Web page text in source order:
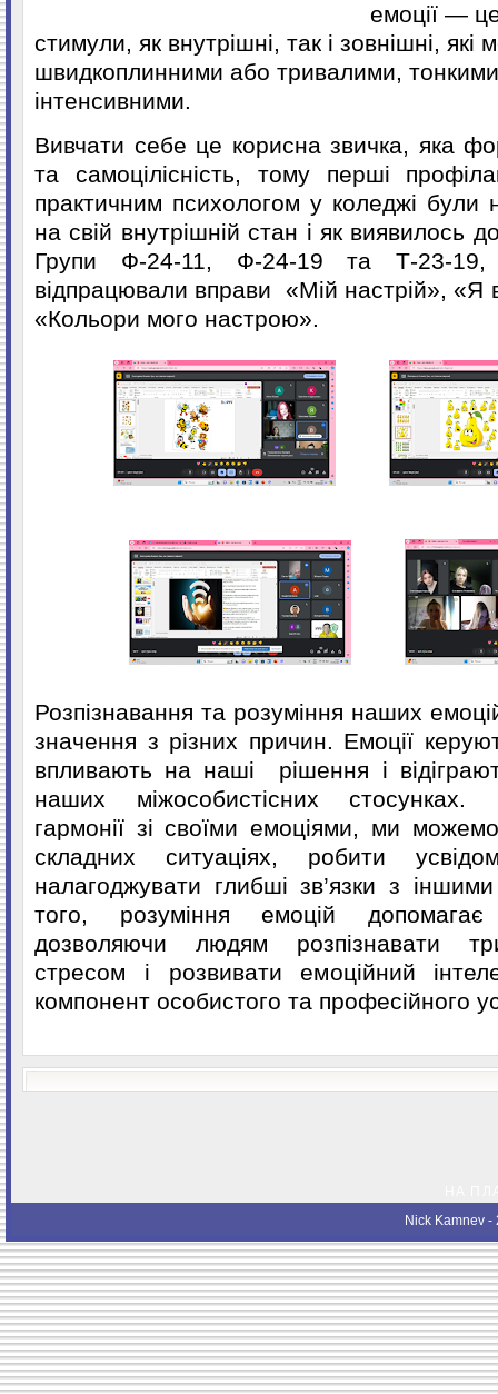
емоції —
стимули, як внутрішні, так і зовнішні, які
швидкоплинними або тривалими,
інтенсивними.
Вивчати себе це корисна звичка, яка
та самоцілісність, тому перші
практичним психологом у коледжі були
на свій внутрішній стан і як виявилось
Групи Ф-24-11, Ф-24-19 та Т-23-19,
відпрацювали вправи
«Мій настрій», «Я
«Кольори мого настрою».
Розпізнавання та розуміння наших
значення з різних причин. Емоції
впливають на наші
рішення і
наших міжособистісних
гармонії зі своїми емоціями, ми
складних ситуаціях, робити
налагоджувати глибші зв’язки з
того, розуміння емоцій допомагає
дозволяючи людям розпізнавати
стресом і розвивати емоційний
компонент особистого та професійного
Nick Kamnev -